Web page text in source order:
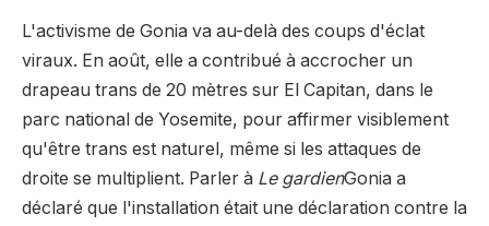
L'activisme de Gonia va au-delà des coups d'éclat
viraux. En août, elle a contribué à accrocher un
drapeau trans de 20 mètres sur El Capitan, dans le
parc national de Yosemite, pour affirmer visiblement
qu'être trans est naturel, même si les attaques de
droite se multiplient. Parler à Le gardienGonia a
déclaré que l'installation était une déclaration contre la